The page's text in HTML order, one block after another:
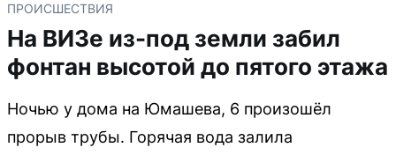
ПРОИСШЕСТВИЯ
На ВИЗе из-под земли забил
фонтан высотой до пятого этажа
Ночью у дома на Юмашева, 6 произошёл
прорыв трубы. Горячая вода залила